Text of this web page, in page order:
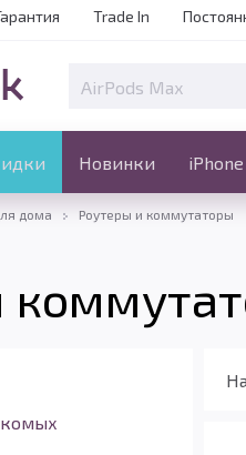
Trade In
Новинки iPhone
Скидки Новинки
дома Роутеры и коммутаторы